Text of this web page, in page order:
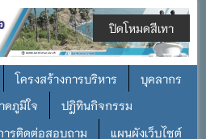
โครงสร้างการบริหาร
บุคลากร
คภูมิใจ
ปฎิทินกิจกรรม
ารติดต่อสอบถาม แผนผังเว็บไซต์
ปิดโหมดสีเทา